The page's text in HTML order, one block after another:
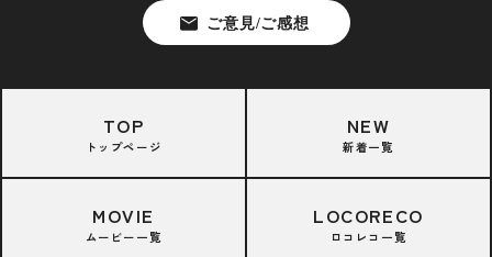
TOP
トップページ
NEW
新着一覧
MOVIE
ムービー一覧
LOCORECO
ロコレコ一覧